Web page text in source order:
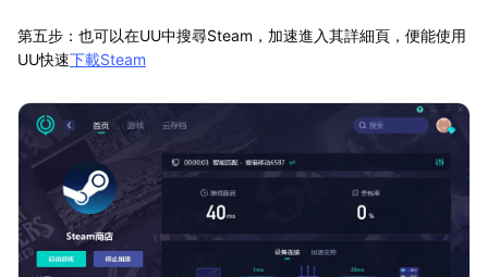
第五步：也可以在UU中搜尋Steam，加速進入其詳細頁，便能使用
UU快速下載Steam